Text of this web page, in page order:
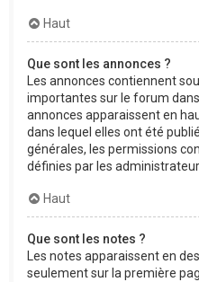
Haut
Que sont les annonces ?
Les annonces contiennent
importantes sur le forum
annonces apparaissent en
dans lequel elles ont été
générales, les permissions
définies par les
Haut
Que sont les notes ?
Les notes apparaissent en
seulement sur la première